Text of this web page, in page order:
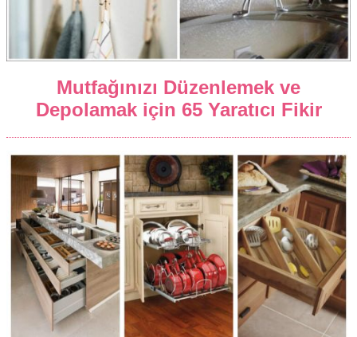
Mutfağınızı Düzenlemek ve
Depolamak için 65 Yaratıcı Fikir